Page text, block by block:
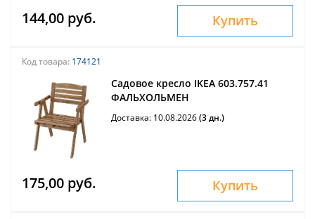
144,00 руб. Купить
Код товара: 174121
Садовое кресло IKEA 603.757.41
ФАЛЬХОЛЬМЕН
Доставка: 10.08.2026(3 дн.)
175,00 руб. Купить